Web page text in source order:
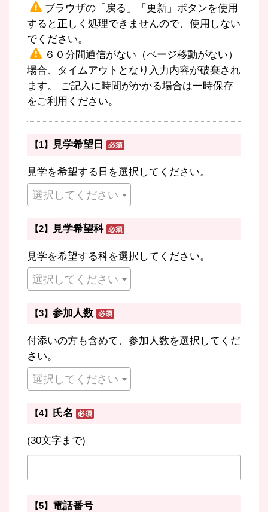
ブラウザの「戻る」「更新」ボタンを使用
すると正しく処理できませんので、使用しない
でください。
６０分間通信がない（ページ移動がない）
場合、タイムアウトとなり入力内容が破棄され
ます。 ご記入に時間がかかる場合は一時保存
をご利用ください。
【1】 見学希望日
見学を希望する日を選択してください。
選択してください
【2】 見学希望科
見学を希望する科を選択してください。
選択してください
【3】 参加人数
付添いの方も含めて、参加人数を選択してくだ
さい。
選択してください
【4】 氏名
(30文字まで)
【5】 電話番号